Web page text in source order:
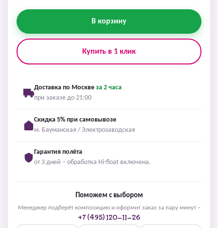
В корзину
Купить в 1 клик
Доставка по Москве за 2 часа
при заказе до 21:00
Скидка 5% при самовывозе
м. Бауманская / Электрозаводская
Гарантия полёта
от 3 дней – обработка Hi-float включена.
Поможем с выбором
Менеджер подберёт композицию и оформит заказ за пару минут –
+7 (495) 120-11-26